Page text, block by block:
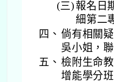
(三) 報名日
細第二
四、 倘有相關
吳小姐，
五、 檢附生命
增能學分